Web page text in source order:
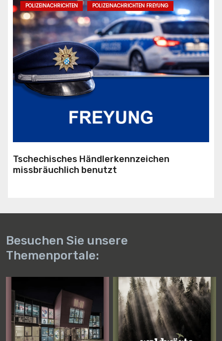
POLIZEINACHRICHTEN POLIZEINACHRICHTEN FREYUNG
Tschechisches Händlerkennzeichen
missbräuchlich benutzt
Besuchen Sie unsere
Themenportale: